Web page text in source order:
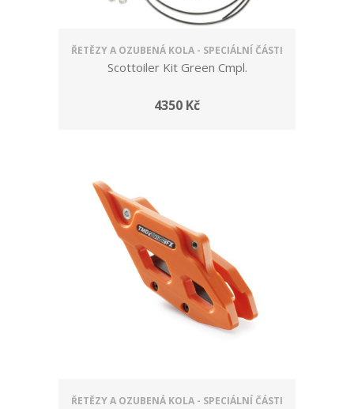
ŘETĚZY A OZUBENÁ KOLA - SPECIÁLNÍ ČÁSTI
Scottoiler Kit Green Cmpl.
4350 Kč
ŘETĚZY A OZUBENÁ KOLA - SPECIÁLNÍ ČÁSTI